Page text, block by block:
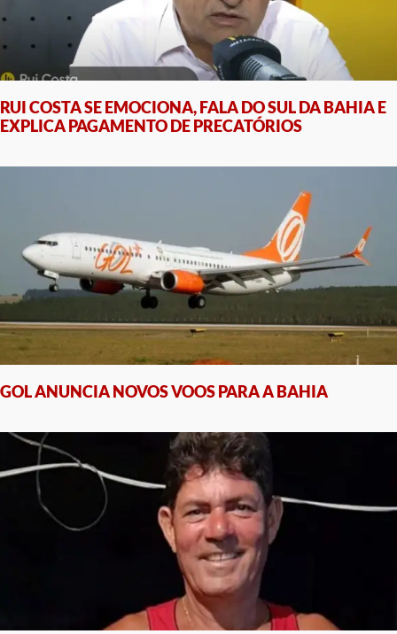
RUI COSTA SE EMOCIONA, FALA DO SUL DA BAHIA E
EXPLICA PAGAMENTO DE PRECATÓRIOS
GOL ANUNCIA NOVOS VOOS PARA A BAHIA